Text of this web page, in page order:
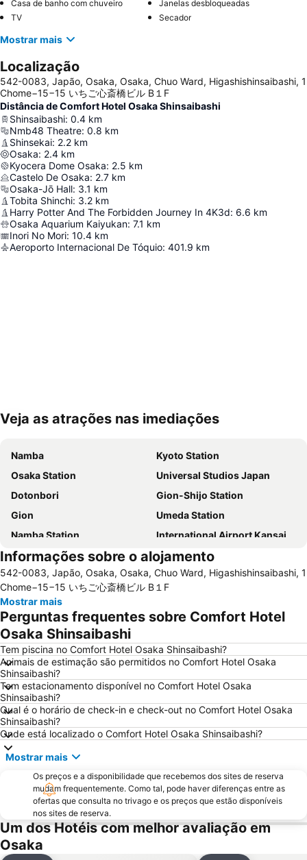
Casa de banho com chuveiro
Janelas desbloqueadas
TV
Secador
Mostrar mais
Localização
542-0083, Japão, Osaka, Osaka, Chuo Ward, Higashishinsaibashi, 1
Chome−15−15 いちご心斎橋ビル B１F
Distância de Comfort Hotel Osaka Shinsaibashi
Shinsaibashi: 0.4 km
Nmb48 Theatre: 0.8 km
Shinsekai: 2.2 km
Osaka: 2.4 km
Kyocera Dome Osaka: 2.5 km
Castelo De Osaka: 2.7 km
Osaka-Jō Hall: 3.1 km
Tobita Shinchi: 3.2 km
Harry Potter And The Forbidden Journey In 4K3d: 6.6 km
Osaka Aquarium Kaiyukan: 7.1 km
Inori No Mori: 10.4 km
Aeroporto Internacional De Tóquio: 401.9 km
Ampliar mapa
Veja as atrações nas imediações
Namba
Kyoto Station
Osaka Station
Universal Studios Japan
Dotonbori
Gion-Shijo Station
Gion
Umeda Station
Namba Station
International Airport Kansai
Higashiyama
Nakagyo
Kawaramachi Station
Namba City
Tennoji Station
Arima Onsen
Dotonbori
Osaka City Air Terminal
Universal City Walk Osaka
Aeroporto Internacional de Osaka
Nara Park
Shinsaibashi
Arashiyama
Shinsaibashi Station
Osaka Castle
Universal City Station
Shijo Station
Shin Kobe Station
Shimogyo
Nishiki Market
America Mura
Namba Parks
Kyobashi Station
Hard Rock Cafe Universal Citywalk Osaka
Fushimi
Kyoto Tower
Informações sobre o alojamento
542-0083, Japão, Osaka, Osaka, Chuo Ward, Higashishinsaibashi, 1
Chome−15−15 いちご心斎橋ビル B１F
Mostrar mais
Perguntas frequentes sobre Comfort Hotel
Osaka Shinsaibashi
Tem piscina no Comfort Hotel Osaka Shinsaibashi?
Animais de estimação são permitidos no Comfort Hotel Osaka
Shinsaibashi?
Tem estacionamento disponível no Comfort Hotel Osaka
Shinsaibashi?
Qual é o horário de check-in e check-out no Comfort Hotel Osaka
Shinsaibashi?
Onde está localizado o Comfort Hotel Osaka Shinsaibashi?
Mostrar mais
Os preços e a disponibilidade que recebemos dos sites de reserva
mudam frequentemente. Como tal, pode haver diferenças entre as
ofertas que consulta no trivago e os preços que estão disponíveis
nos sites de reserva.
Um dos Hotéis com melhor avaliação em
Osaka